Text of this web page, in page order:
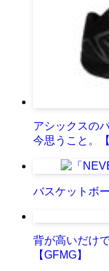
アシックスの
今思うこと。【
バスケットボ
背が高いだけ
【GFMG】